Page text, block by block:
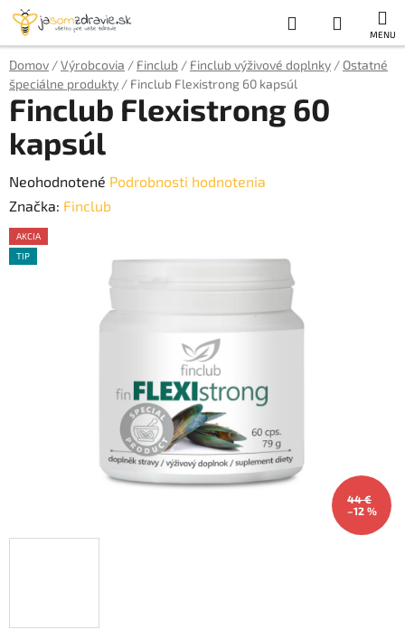
Prejsť
obsah
Hľadať
KOŠÍK
Domov /Výrobcovia / Finclub / Finclub výživové doplnky / Ostatné
špeciálne produkty / Finclub Flexistrong 60 kapsúl
Finclub Flexistrong 60
kapsúl
Priemerné
hodnotenie
produktu
je
Neohodnotené Podrobnosti hodnotenia
Značka: Finclub
AKCIA
TIP
44 €
–12 %